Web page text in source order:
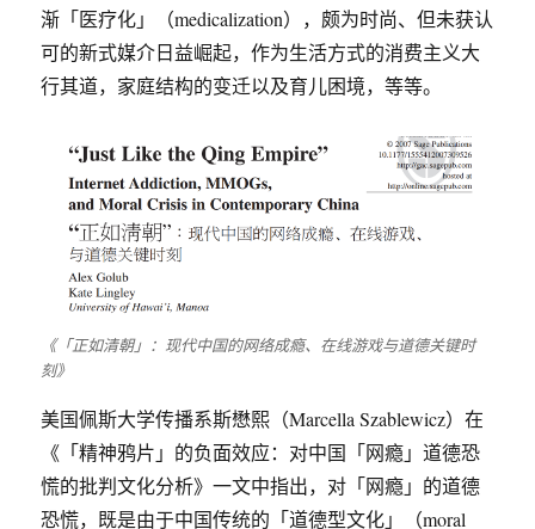
渐「医疗化」（medicalization），颇为时尚、但未获认
可的新式媒介日益崛起，作为生活方式的消费主义大
行其道，家庭结构的变迁以及育儿困境，等等。
《「正如清朝」：现代中国的网络成瘾、在线游戏与道德关键时
刻》
美国佩斯大学传播系斯懋熙（Marcella Szablewicz）在
《「精神鸦片」的负面效应：对中国「网瘾」道德恐
慌的批判文化分析》一文中指出，对「网瘾」的道德
恐慌，既是由于中国传统的「道德型文化」（moral